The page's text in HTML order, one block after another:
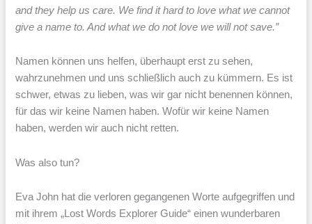
and they help us care. We find it hard to love what we cannot
give a name to. And what we do not love we will not save.”
Namen können uns helfen, überhaupt erst zu sehen,
wahrzunehmen und uns schließlich auch zu kümmern. Es ist
schwer, etwas zu lieben, was wir gar nicht benennen können,
für das wir keine Namen haben. Wofür wir keine Namen
haben, werden wir auch nicht retten.
Was also tun?
Eva John hat die verloren gegangenen Worte aufgegriffen und
mit ihrem „Lost Words Explorer Guide“ einen wunderbaren